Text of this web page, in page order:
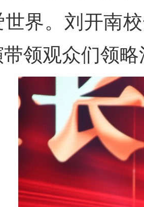
界。刘开南
领观众们领